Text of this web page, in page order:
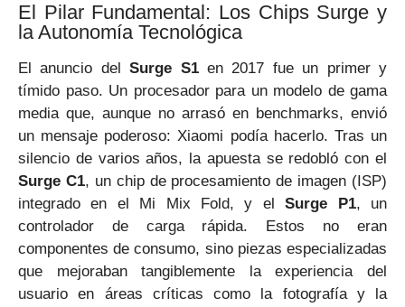
El Pilar Fundamental: Los Chips Surge y
la Autonomía Tecnológica
El anuncio delSurge S1en 2017 fue un primer y
tímido paso. Un procesador para un modelo de gama
media que, aunque no arrasó en benchmarks, envió
un mensaje poderoso: Xiaomi podía hacerlo. Tras un
silencio de varios años, la apuesta se redobló con el
Surge C1, un chip de procesamiento de imagen (ISP)
integrado en el Mi Mix Fold, y elSurge P1, un
controlador de carga rápida. Estos no eran
componentes de consumo, sino piezas especializadas
que mejoraban tangiblemente la experiencia del
usuario en áreas críticas como la fotografía y la